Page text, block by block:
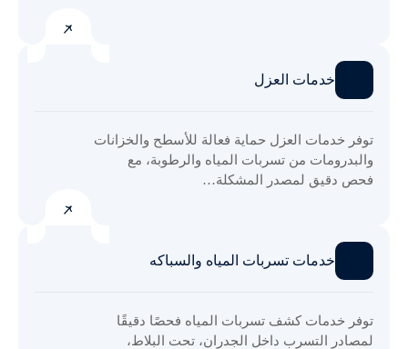
خدمات العزل
توفر خدمات العزل حماية فعالة للأسطح والخزانات
والبدرومات من تسربات المياه والرطوبة، مع
فحص دقيق لمصدر المشكلة…
خدمات تسربات المياه والسباكه
توفر خدمات كشف تسربات المياه فحصًا دقيقًا
لمصادر التسرب داخل الجدران، تحت البلاط،